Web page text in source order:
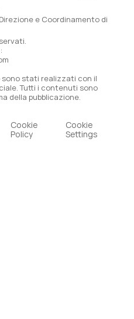
e Coordinamento di
stati realizzati con il
Tutti i contenuti sono
della pubblicazione.
Cookie
Policy
Cookie
Settings